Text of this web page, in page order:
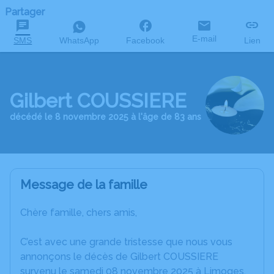
Partager
SMS WhatsApp Facebook E-mail Lien
Gilbert COUSSIERE
décédé le 8 novembre 2025 à l'âge de 83 ans
Message de la famille
Chère famille, chers amis,
C’est avec une grande tristesse que nous vous
annonçons le décès de Gilbert COUSSIERE
survenu le samedi 08 novembre 2025 à Limoges.